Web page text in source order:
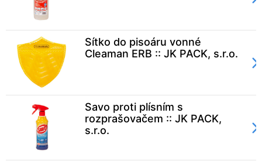
Sítko do pisoáru vonné
Cleaman ERB :: JK PACK, s.r.o.
Savo proti plísním s
rozprašovačem :: JK PACK,
s.r.o.